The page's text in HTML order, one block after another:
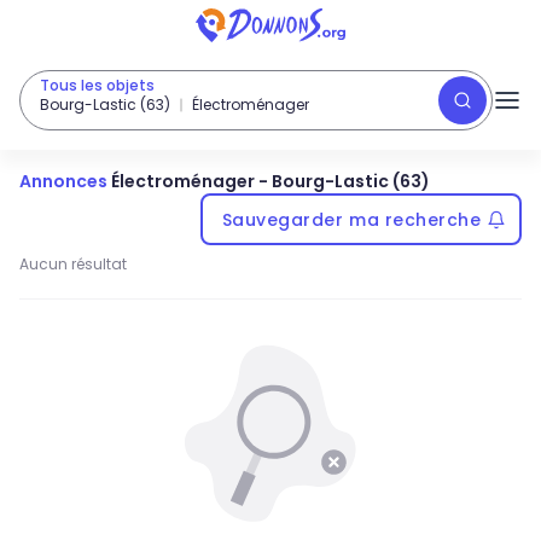
Tous les objets
Bourg-Lastic (63)
Électroménager
Annonces Électroménager - Bourg-Lastic (63)
Sauvegarder ma recherche
Aucun résultat